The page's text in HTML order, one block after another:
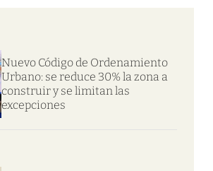
Nuevo Código de Ordenamiento
Urbano: se reduce 30% la zona a
construir y se limitan las
excepciones